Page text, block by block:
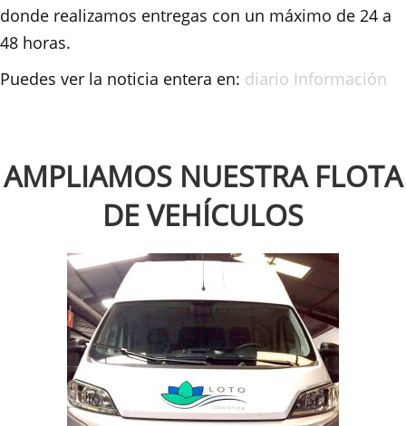
donde realizamos entregas con un máximo de 24 a
48 horas.
Puedes ver la noticia entera en: diario Información
AMPLIAMOS NUESTRA FLOTA
DE VEHÍCULOS